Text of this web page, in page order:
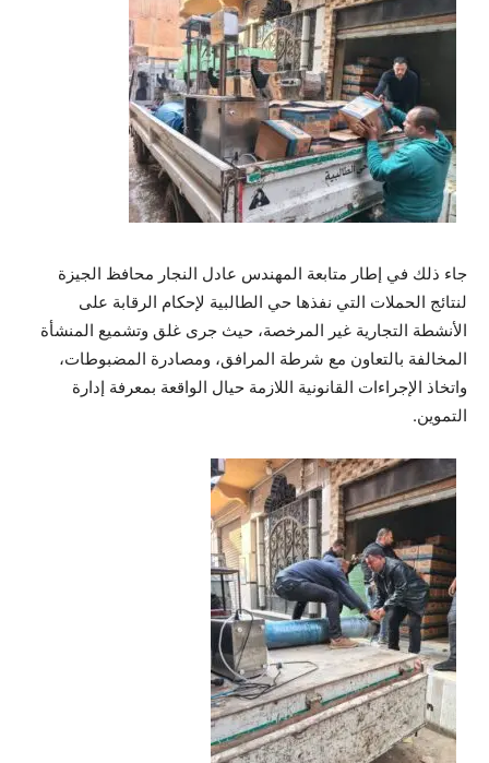
جاء ذلك في إطار متابعة المهندس عادل النجار محافظ الجيزة
لنتائج الحملات التي نفذها حي الطالبية لإحكام الرقابة على
الأنشطة التجارية غير المرخصة، حيث جرى غلق وتشميع المنشأة
المخالفة بالتعاون مع شرطة المرافق، ومصادرة المضبوطات،
واتخاذ الإجراءات القانونية اللازمة حيال الواقعة بمعرفة إدارة
التموين.